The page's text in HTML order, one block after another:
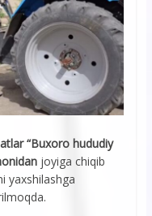
“Buxoro hududiy
joyiga chiqib
yaxshilashga